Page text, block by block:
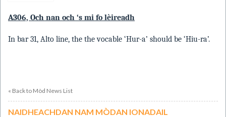
A306, Och nan och ‘s mi fo lèireadh
In bar 31, Alto line, the the vocable ‘Hur-a’ should be ‘Hiu-ra’.
« Back to Mòd News List
NAIDHEACHDAN NAM MÒDAN IONADAIL